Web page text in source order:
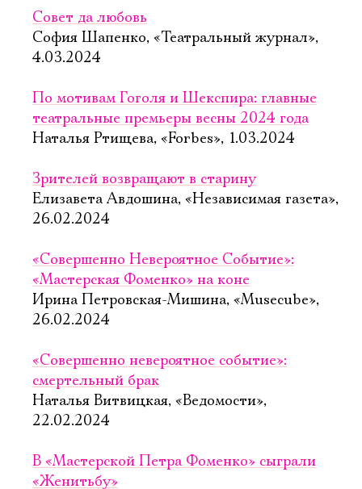
Совет да любовь
София Шапенко, «Театральный журнал»,
4.03.2024
По мотивам Гоголя и Шекспира: главные
театральные премьеры весны 2024 года
Наталья Ртищева, «Forbes», 1.03.2024
Зрителей возвращают в старину
Елизавета Авдошина, «Независимая газета»,
26.02.2024
«Совершенно Невероятное Событие»:
«Мастерская Фоменко» на коне
Ирина Петровская-Мишина, «Musecube»,
26.02.2024
«Совершенно невероятное событие»:
смертельный брак
Наталья Витвицкая, «Ведомости»,
22.02.2024
В «Мастерской Петра Фоменко» сыграли
«Женитьбу»